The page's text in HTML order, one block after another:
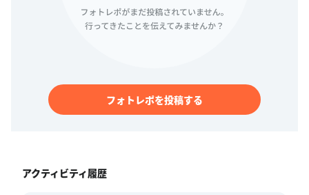
フォトレポを投稿する
アクティビティ履歴